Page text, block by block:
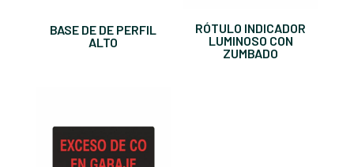
BASE DE DE PERFIL
ALTO
RÓTULO INDICADOR
LUMINOSO CON
ZUMBADO